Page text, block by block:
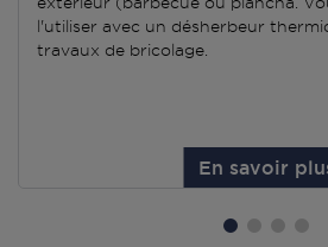
l'utiliser avec un désherbeur
travaux de bricolage.
En savoir